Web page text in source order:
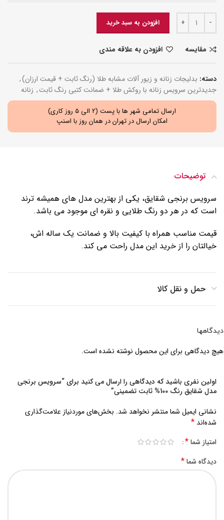
افزودن به سبد خرید
مقایسه افزودن به علاقه مندی
دسته: بدلیجات زنانه و زیور آلات مشابه طلا (رنگ ثابت + قیمت ارزان),
جدیدترین سرویس زنانه با روکش طلا + ضمانت کتبی رنگ ثابت, زنانه
ارسال تمامی شهر ها با پست (2 الی 5 روز کاری)
امکان ارسال در تهران در همان روز با اسنپ
توضیحات
سرویس برنجی شقایق، یکی از بهترین مدل های همیشه ترند
است که در هر دو رنگ طلایی و نقره ای موجود می باشد.
قیمت مناسب همراه با کیفیت بالا و ضمانت یک ساله اش،
خیالتان را از خرید این مدل راحت می کند.
حمل و نقل کالا
دیدگاهها
هیچ دیدگاهی برای این محصول نوشته نشده است.
اولین نفری باشید که دیدگاهی را ارسال می کنید برای “سرویس برنجی
مدل شقایق رنگ 100% ثابت تضمینی”
نشانی ایمیل شما منتشر نخواهد شد. بخش‌های موردنیاز علامت‌گذاری
شده‌اند *
امتیاز شما*
دیدگاه شما*